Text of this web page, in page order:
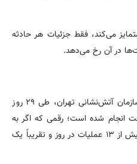
می‌کند، فقط جزئیات هر حادثه
در آن رخ می‌دهد.
به گفته قدرت‌الله محمدی، رئیس سازمان آتش‌نشانی تهران، طی ۲۹ روز
در پایتخت انجام شده است؛ رقمی که اگر به
زبان ساده ترجمه شود، به معنای بیش از ۱۳ عملیات در روز و تقریباً یک